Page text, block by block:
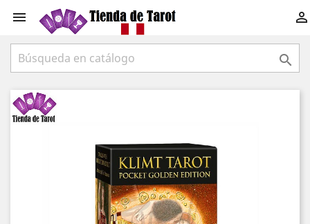
 
